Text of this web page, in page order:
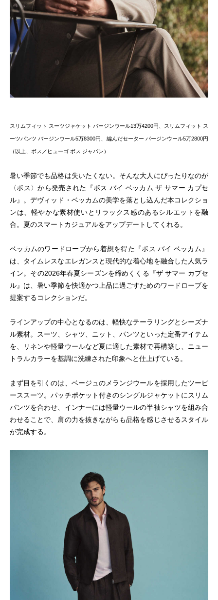
スリムフィット スーツジャケット バージンウール13万4200円、スリムフィット ス
ーツパンツ バージンウール5万8300円、編んだセーター バージンウール5万2800円
（以上、ボス／ヒューゴ ボス ジャパン）
暑い季節でも品格は失いたくない。そんな大人にぴったりなのが
〈ボス〉から発売された『ボス バイ ベッカム ザ サマー カプセ
ル』。デヴィッド・ベッカムの美学を落とし込んだ本コレクショ
ンは、軽やかな素材使いとリラックス感のあるシルエットを融
合。夏のスマートカジュアルをアップデートしてくれる。
ベッカムのワードローブから着想を得た『ボス バイ ベッカム』
は、タイムレスなエレガンスと現代的な着心地を融合した人気ラ
イン。その2026年春夏シーズンを締めくくる『ザ サマー カプセ
ル』は、暑い季節を快適かつ上品に過ごすためのワードローブを
提案するコレクションだ。
ラインアップの中心となるのは、軽快なテーラリングとシーズナ
ル素材。スーツ、シャツ、ニット、パンツといった定番アイテム
を、リネンや軽量ウールなど夏に適した素材で再構築し、ニュー
トラルカラーを基調に洗練された印象へと仕上げている。
まず目を引くのは、ベージュのメランジウールを採用したツーピ
ーススーツ。パッチポケット付きのシングルジャケットにスリム
パンツを合わせ、インナーには軽量ウールの半袖シャツを組み合
わせることで、肩の力を抜きながらも品格を感じさせるスタイル
が完成する。